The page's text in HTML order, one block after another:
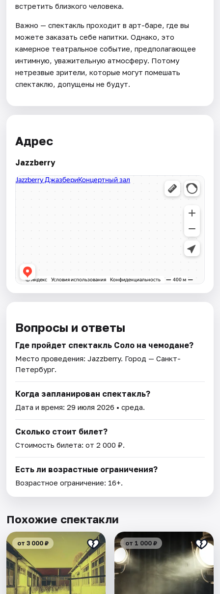
встретить близкого человека.
Важно — спектакль проходит в арт-баре, где вы
можете заказать себе напитки. Однако, это
камерное театральное событие, предполагающее
интимную, уважительную атмосферу. Потому
нетрезвые зрители, которые могут помешать
спектаклю, допущены не будут.
Адрес
Jazzberry
Вопросы и ответы
Где пройдет спектакль Соло на чемодане?
Место проведения:Jazzberry. Город — Санкт-
Петербург.
Когда запланирован спектакль?
Дата и время:29 июля 2026 • среда.
Сколько стоит билет?
Стоимость билета: от 2 000 ₽.
Есть ли возрастные ограничения?
Возрастное ограничение: 16+.
Похожие спектакли
от 3 000 ₽ от 1 000 ₽